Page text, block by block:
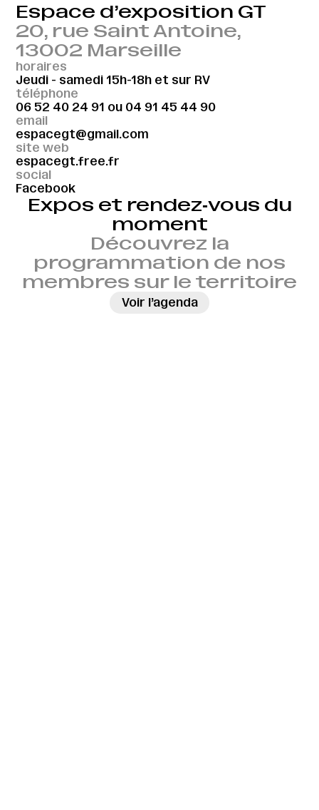
Espace d’exposition GT
20, rue Saint Antoine,
13002 Marseille
horaires
Jeudi - samedi 15h-18h et sur RV
téléphone
06 52 40 24 91 ou 04 91 45 44 90
email
espacegt@gmail.com
site web
espacegt.free.fr
social
Facebook
Expos et rendez‑vous du
moment
Découvrez la
programmation de nos
membres sur le territoire
Voir l’agenda